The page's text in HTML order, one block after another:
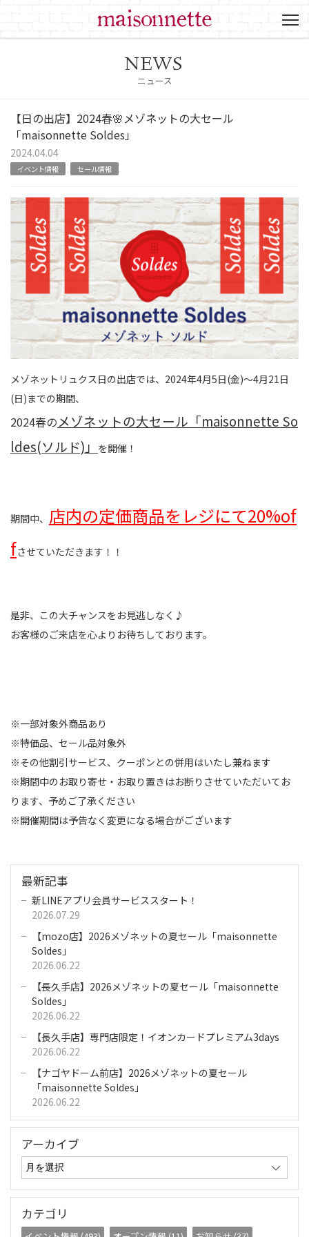
NEWS
ニュース
【日の出店】2024春🌸メゾネットの大セール
「maisonnette Soldes」
2024.04.04
イベント情報 セール情報
メゾネットリュクス日の出店では、2024年4月5日(金)～4月21日
(日)までの期間、
2024春のメゾネットの大セール「maisonnette So
ldes(ソルド)」
を開催！
期間中、 店内の定価商品をレジにて20%of
fさせていただきます！！
是非、この大チャンスをお見逃しなく♪
お客様のご来店を心よりお待ちしております。
※一部対象外商品あり
※特価品、セール品対象外
※その他割引サービス、クーポンとの併用はいたし兼ねます
※期間中のお取り寄せ・お取り置きはお断りさせていただいてお
ります、予めご了承ください
※開催期間は予告なく変更になる場合がございます
最新記事
新LINEアプリ会員サービススタート！
2026.07.29
【mozo店】2026メゾネットの夏セール「maisonnette
Soldes」
2026.06.22
【長久手店】2026メゾネットの夏セール「maisonnette
Soldes」
2026.06.22
【長久手店】専門店限定！イオンカードプレミアム3days
2026.06.22
【ナゴヤドーム前店】2026メゾネットの夏セール
「maisonnette Soldes」
2026.06.22
アーカイブ
カテゴリ